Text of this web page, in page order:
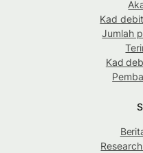
Kad
Jumlah
Kad